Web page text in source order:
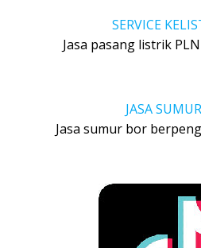
SERVICE
Jasa pasang listrik
JASA
Jasa sumur bor